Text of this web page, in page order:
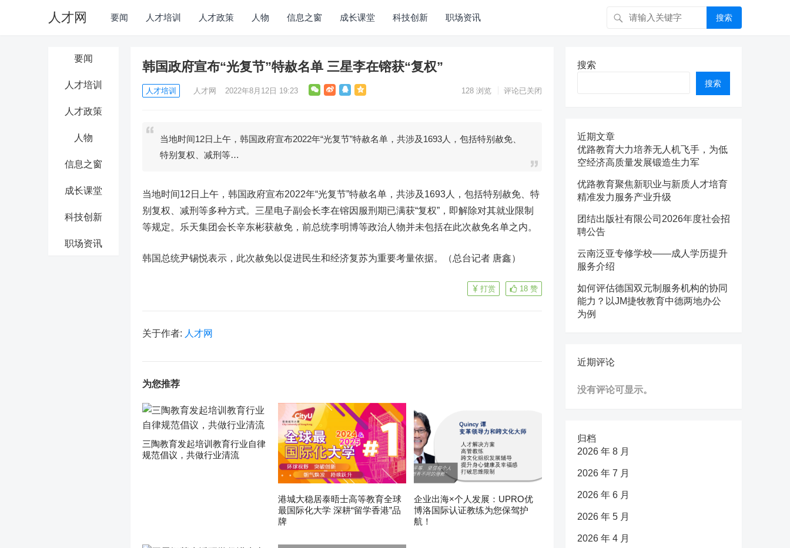
人才网 要闻 人才培训 人才政策 人物 信息之窗 成长课堂 科技创新 职场资讯 搜索
要闻
人才培训
人才政策
人物
信息之窗
成长课堂
科技创新
职场资讯
韩国政府宣布“光复节”特赦名单 三星李在镕获“复权”
人才培训 人才网 2022年8月12日 19:23 128 浏览 评论已关闭
当地时间12日上午，韩国政府宣布2022年“光复节”特赦名单，共涉及1693人，包括特别赦免、
特别复权、减刑等…
当地时间12日上午，韩国政府宣布2022年“光复节”特赦名单，共涉及1693人，包括特别赦免、特
别复权、减刑等多种方式。三星电子副会长李在镕因服刑期已满获“复权”，即解除对其就业限制
等规定。乐天集团会长辛东彬获赦免，前总统李明博等政治人物并未包括在此次赦免名单之内。
韩国总统尹锡悦表示，此次赦免以促进民生和经济复苏为重要考量依据。（总台记者 唐鑫）
18 赞
打赏
关于作者: 人才网
为您推荐
三陶教育发起培训教育行业自律
规范倡议，共做行业清流
港城大稳居泰晤士高等教育全球
最国际化大学 深耕“留学香港”品
牌
企业出海×个人发展：UPRO优
博洛国际认证教练为您保驾护
航！
搜索
搜索
近期文章
优路教育大力培养无人机飞手，为低
空经济高质量发展锻造生力军
优路教育聚焦新职业与新质人才培育
精准发力服务产业升级
团结出版社有限公司2026年度社会招
聘公告
云南泛亚专修学校——成人学历提升
服务介绍
如何评估德国双元制服务机构的协同
能力？以JM捷牧教育中德两地办公
为例
近期评论
没有评论可显示。
归档
2026 年 8 月
2026 年 7 月
2026 年 6 月
2026 年 5 月
2026 年 4 月